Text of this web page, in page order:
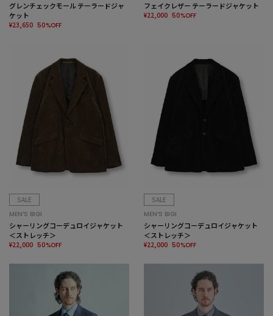
グレンチェックモール テーラードジャ
ケット
¥23,650 50%OFF
フェイクレザー テーラードジャケット
¥22,000 50%OFF
SALE
MEN’S BIGI
シャーリングコーデュロイジャケット
＜ストレッチ＞
¥22,000 50%OFF
SALE
MEN’S BIGI
シャーリングコーデュロイジャケット
＜ストレッチ＞
¥22,000 50%OFF